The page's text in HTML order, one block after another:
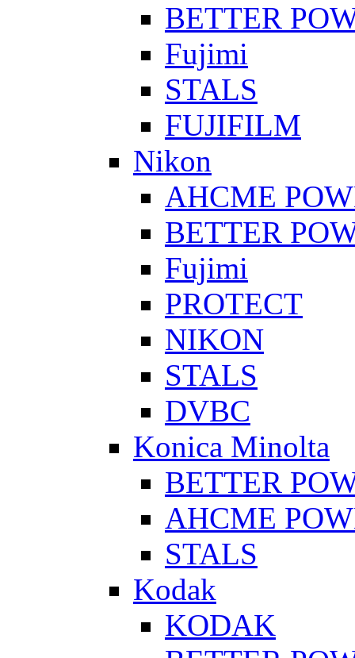
BETTER
Fujimi
STALS
FUJIFILM
Nikon
AHCME
BETTER
Fujimi
PROTECT
NIKON
STALS
DVBC
Konica Minolta
BETTER
AHCME
STALS
Kodak
KODAK